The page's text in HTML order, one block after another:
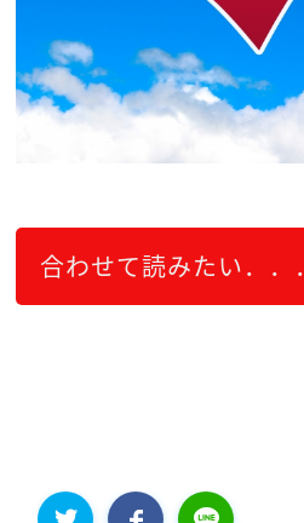
合わせて読みたい．．．